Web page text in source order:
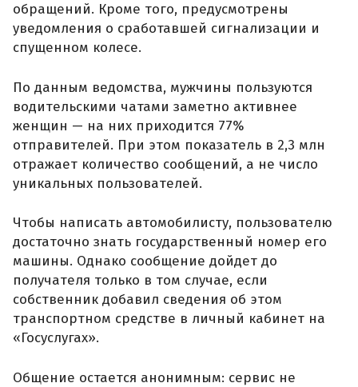
обращений. Кроме того, предусмотрены
уведомления о сработавшей сигнализации и
спущенном колесе.
По данным ведомства, мужчины пользуются
водительскими чатами заметно активнее
женщин — на них приходится 77%
отправителей. При этом показатель в 2,3 млн
отражает количество сообщений, а не число
уникальных пользователей.
Чтобы написать автомобилисту, пользователю
достаточно знать государственный номер его
машины. Однако сообщение дойдет до
получателя только в том случае, если
собственник добавил сведения об этом
транспортном средстве в личный кабинет на
«Госуслугах».
Общение остается анонимным: сервис не